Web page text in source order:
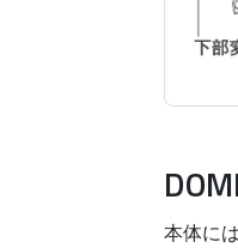
本体に